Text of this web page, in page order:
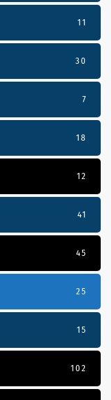
11
30
7
18
12
41
45
25
15
102